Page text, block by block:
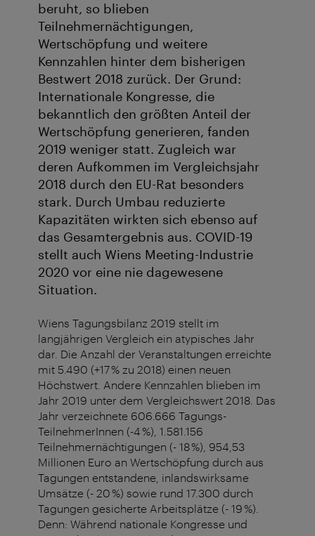
beruht, so blieben
Teilnehmernächtigungen,
Wertschöpfung und weitere
Kennzahlen hinter dem bisherigen
Bestwert 2018 zurück. Der Grund:
Internationale Kongresse, die
bekanntlich den größten Anteil der
Wertschöpfung generieren, fanden
2019 weniger statt. Zugleich war
deren Aufkommen im Vergleichsjahr
2018 durch den EU-Rat besonders
stark. Durch Umbau reduzierte
Kapazitäten wirkten sich ebenso auf
das Gesamtergebnis aus. COVID-19
stellt auch Wiens Meeting-Industrie
2020 vor eine nie dagewesene
Situation.
Wiens Tagungsbilanz 2019 stellt im
langjährigen Vergleich ein atypisches Jahr
dar. Die Anzahl der Veranstaltungen erreichte
mit 5.490 (+17 % zu 2018) einen neuen
Höchstwert. Andere Kennzahlen blieben im
Jahr 2019 unter dem Vergleichswert 2018. Das
Jahr verzeichnete 606.666 Tagungs-
TeilnehmerInnen (-4 %), 1.581.156
Teilnehmernächtigungen (- 18 %), 954,53
Millionen Euro an Wertschöpfung durch aus
Tagungen entstandene, inlandswirksame
Umsätze (- 20 %) sowie rund 17.300 durch
Tagungen gesicherte Arbeitsplätze (- 19 %).
Denn: Während nationale Kongresse und